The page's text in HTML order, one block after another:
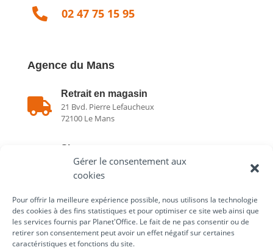
Gérer le consentement aux
cookies
Pour offrir la meilleure expérience possible, nous utilisons la technologie
des cookies à des fins statistiques et pour optimiser ce site web ainsi que
les services fournis par Planet'Office. Le fait de ne pas consentir ou de
retirer son consentement peut avoir un effet négatif sur certaines
caractéristiques et fonctions du site.
 02 47 75 15 95
Agence du Mans

Retrait en magasin
21 Bvd. Pierre Lefaucheux
72100 Le Mans
Showroom
21 Bvd. Pierre Lefaucheux
72100 Le Mans
 02 43 75 78 75